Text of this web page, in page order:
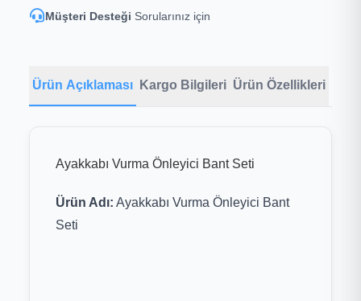
Müşteri Desteği Sorularınız için
Ürün Açıklaması Kargo Bilgileri Ürün Özellikleri
Ayakkabı Vurma Önleyici Bant Seti
Ürün Adı: Ayakkabı Vurma Önleyici Bant
Seti